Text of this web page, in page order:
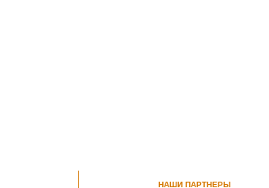
НАШИ ПАРТНЕРЫ